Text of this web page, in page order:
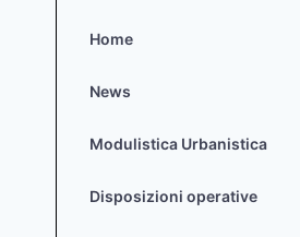
Home
News
Modulistica Urbanistica
Disposizioni operative